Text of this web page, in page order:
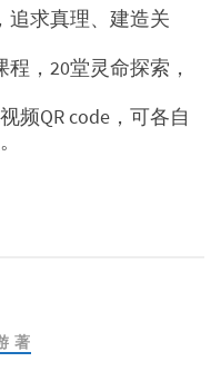
追求真理、建造关
程，20堂灵命探索，
频QR code，可各自
著